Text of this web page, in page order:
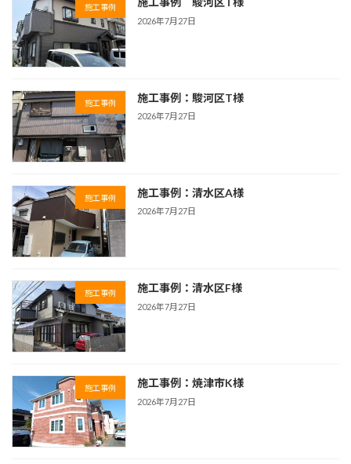
施工事例
2026年7月27日
施工事例 施工事例：駿河区T様
2026年7月27日
施工事例 施工事例：清水区A様
2026年7月27日
施工事例 施工事例：清水区F様
2026年7月27日
施工事例 施工事例：焼津市K様
2026年7月27日